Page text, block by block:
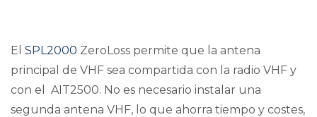
El SPL2000 ZeroLoss permite que la antena
principal de VHF sea compartida con la radio VHF y
con el AIT2500. No es necesario instalar una
segunda antena VHF, lo que ahorra tiempo y costes,